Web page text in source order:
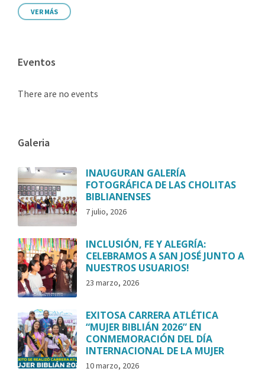
VER MÁS
Eventos
There are no events
Galeria
INAUGURAN GALERÍA
FOTOGRÁFICA DE LAS CHOLITAS
BIBLIANENSES
7 julio, 2026
INCLUSIÓN, FE Y ALEGRÍA:
CELEBRAMOS A SAN JOSÉ JUNTO A
NUESTROS USUARIOS!
23 marzo, 2026
EXITOSA CARRERA ATLÉTICA
“MUJER BIBLIÁN 2026” EN
CONMEMORACIÓN DEL DÍA
INTERNACIONAL DE LA MUJER
10 marzo, 2026